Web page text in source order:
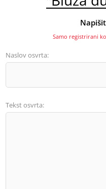
Samo registrirani
Naslov osvrta:
Tekst osvrta: